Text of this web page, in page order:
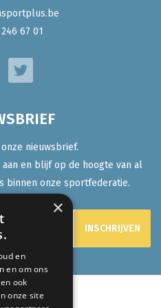
67 01
nieuwsbrief.
en blijf op de hoogte van al
binnen onze sportfederatie.
×
en
en om ons
ook
onze site